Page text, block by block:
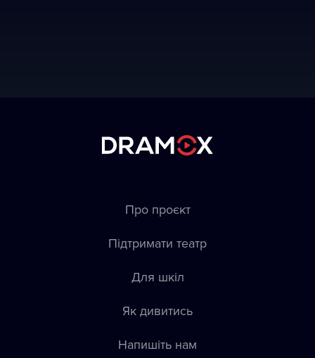
Про проєкт
Підтримати театр
Для шкіл
Як дивитись
Напишіть нам